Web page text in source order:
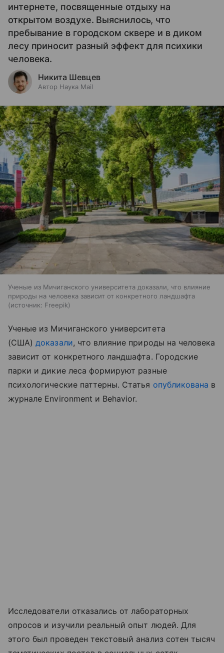
интернете, посвященные отдыху на
открытом воздухе. Выяснилось, что
пребывание в городском сквере и в диком
лесу приносит разный эффект для психики
человека.
Никита Шевцев
Автор Наука Mail
Ученые из Мичиганского университета доказали, что влияние
природы на человека зависит от конкретного ландшафта
источник: Freepik
Ученые из Мичиганского университета
(США)доказали, что влияние природы на человека
зависит от конкретного ландшафта. Городские
парки и дикие леса формируют разные
психологические паттерны. Статья опубликована в
журнале Environment и Behavior.
Исследователи отказались от лабораторных
опросов и изучили реальный опыт людей. Для
этого был проведен текстовый анализ сотен тысяч